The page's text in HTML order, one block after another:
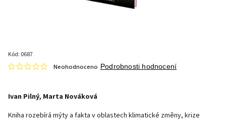
Kód: 0687
Neohodnoceno Podrobnosti hodnocení
Ivan Pilný, Marta Nováková
Kniha rozebírá mýty a fakta v oblastech klimatické změny, krize